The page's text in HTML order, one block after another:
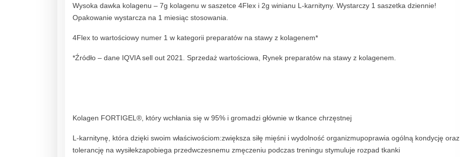
Wysoka dawka kolagenu – 7g kolagenu w saszetce 4Flex i 2g winianu L-karnityny. Wystarczy 1 saszetka dziennie!
Opakowanie wystarcza na 1 miesiąc stosowania.
4Flex to wartościowy numer 1 w kategorii preparatów na stawy z kolagenem*
*Źródło – dane IQVIA sell out 2021. Sprzedaż wartościowa, Rynek preparatów na stawy z kolagenem.
Kolagen FORTIGEL®, który wchłania się w 95% i gromadzi głównie w tkance chrzęstnej
L-karnitynę, która dzięki swoim właściwościom:zwiększa siłę mięśni i wydolność organizmupoprawia ogólną kondycję oraz
tolerancję na wysiłekzapobiega przedwczesnemu zmęczeniu podczas treningu stymuluje rozpad tkanki